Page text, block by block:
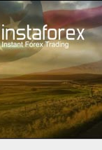
Endi